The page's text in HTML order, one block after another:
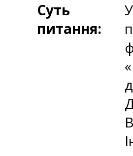
Суть
питання: